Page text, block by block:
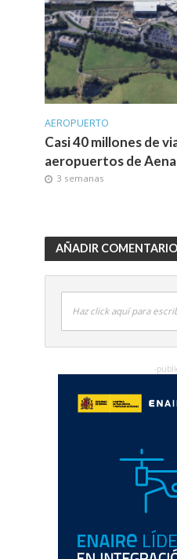
AEROPUERTO
Casi 40 millones de
aeropuertos de
3 semanas
AÑADIR COMENTARIO
Haz click aquí para